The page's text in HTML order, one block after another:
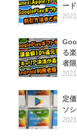
ー
る
者限
定
ソ